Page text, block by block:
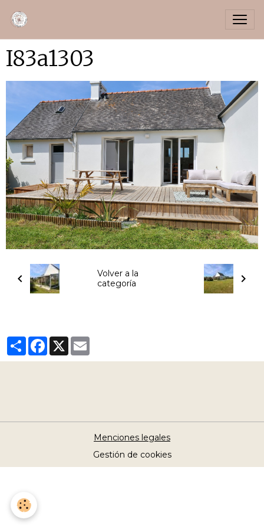
I83a1303
Volver a la
categoría
PartagerFacebook
X
Menciones legales
Gestión de cookies